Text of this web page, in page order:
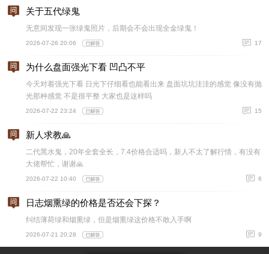
关于五代绿鬼
无意间发现一张绿鬼照片，后期会不会出现全金绿鬼！
2026-07-26 20:06 17
为什么盘面强光下看 凹凸不平
今天对着强光下看 日光下仔细看也能看出来 盘面坑坑洼洼的感觉 像没有抛
光那种感觉 不是很平整 大家也是这样吗
2026-07-22 23:24 15
新人求教🙏
二代黑水鬼，20年全套全长，7.4价格合适吗，新人不太了解行情，有没有
大佬帮忙，谢谢🙏
2026-07-22 10:40 6
日志烟熏绿的价格是否还会下探？
纠结薄荷绿和烟熏绿，但是烟熏绿这价格不敢入手啊
2026-07-21 20:28 9